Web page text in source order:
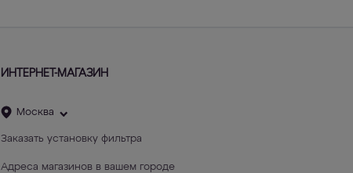
ИНТЕРНЕТ-МАГАЗИН
Москва
Заказать установку фильтра
Адреса магазинов в вашем городе